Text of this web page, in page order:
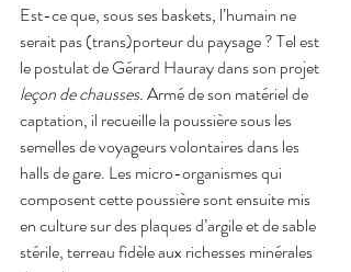
Est-ce que, sous ses baskets, l’humain ne
serait pas (trans)porteur du paysage ? Tel est
le postulat de Gérard Hauray dans son projet
leçon de chausses. Armé de son matériel de
captation, il recueille la poussière sous les
semelles de voyageurs volontaires dans les
halls de gare. Les micro-organismes qui
composent cette poussière sont ensuite mis
en culture sur des plaques d’argile et de sable
stérile, terreau fidèle aux richesses minérales